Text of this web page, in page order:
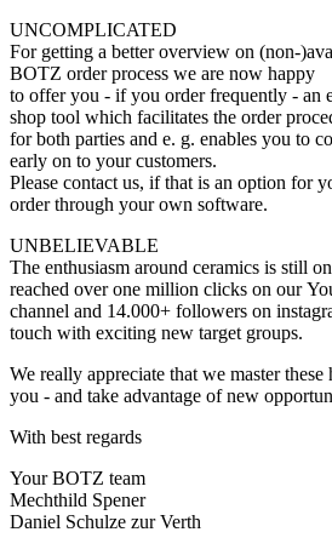
UNCOMPLICATED
For getting a better overview on (non-
BOTZ order process we are now happy
to offer you - if you order frequently - an
shop tool which facilitates the order
for both parties and e. g. enables you to
early on to your customers.
Please contact us, if that is an option for
order through your own software.
UNBELIEVABLE
The enthusiasm around ceramics is still
reached over one million clicks on our
channel and 14.000+ followers on
touch with exciting new target groups.
We really appreciate that we master
you - and take advantage of new
With best regards
Your BOTZ team
Mechthild Spener
Daniel Schulze zur Verth